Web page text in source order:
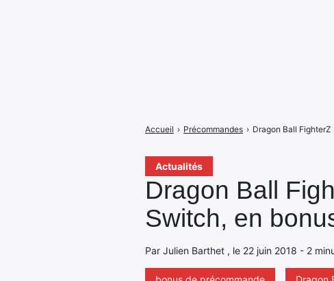
Actualités
Dragon Ball
Switch, en
Par Julien Barthet , le 22 juin 2018 - 2
Accueil › Précommandes › Dragon Ball